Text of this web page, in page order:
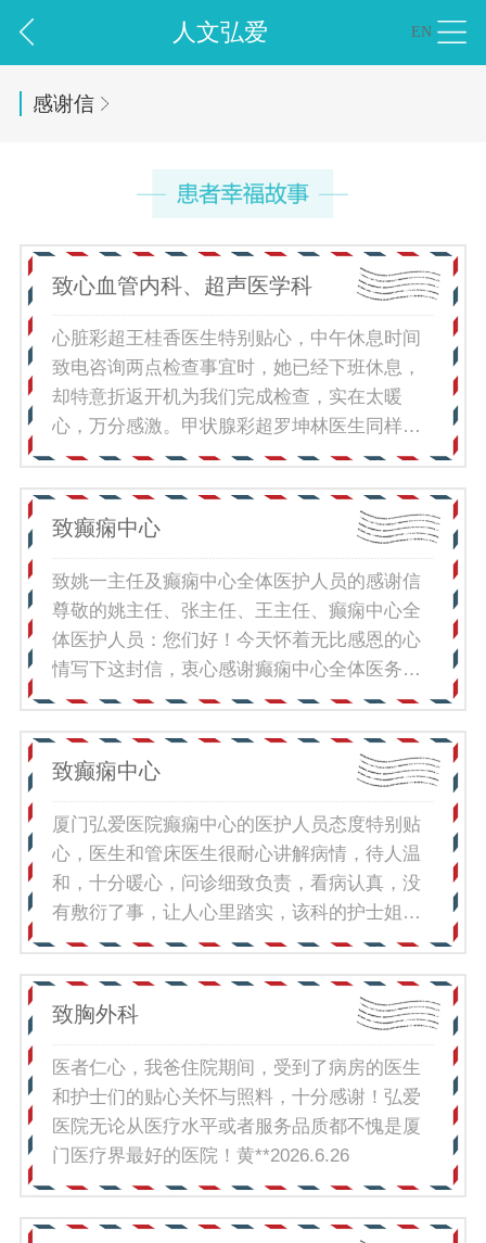
人文弘爱 EN
感谢信
致心血管内科、超声医学科
心脏彩超王桂香医生特别贴心，中午休息时间
致电咨询两点检查事宜时，她已经下班休息，
却特意折返开机为我们完成检查，实在太暖
心，万分感激。甲状腺彩超罗坤林医生同样尽
责，正要去吃午饭，见我们到场便主动加班，
优先帮我们做完检查，十分感动。抽血站的护
士技术也超棒，扎针几乎没有痛感，全程轻
松！由衷感谢各位医护的耐心与关照。叶
**2026.7.14
致癫痫中心
致姚一主任及癫痫中心全体医护人员的感谢信
尊敬的姚主任、张主任、王主任、癫痫中心全
体医护人员：您们好！今天怀着无比感恩的心
情写下这封信，衷心感谢癫痫中心全体医务人
员，为孩子竭尽全力、精准施治、保驾护航，
让孩子从长期难治性癫痫的困境中，重获新生
与希望。孩子自出生起患病，现在都不敢回想
孩子发病的样子，小小的身体蜷缩着一直抽
搐，每一秒都在揪碎我的心，我的世界彻底失
去了色彩，生活里只剩下无尽的恐慌、煎熬和
自我内耗，那时我们全家也一度陷入无助、焦
虑与绝望，四处求医，调药、ACTH，始终未能
超的专业判断与丰富的疑难癫痫外科经验，精
准评估孩子双侧大脑多处致痫结节分布、避开
治疗方案。各位主任医生医术精湛、沉稳细
致，手术精益求精、精准入微，成功将痫皮质
结节予以处理，术后无偏瘫，守住了孩子的未
来。一路走来，由衷感恩姚主任、张主任、王
主任三位专家的仁心妙术、精准决策、勇于担
当，敢于挑战高难度复杂病例，给了孩子重生
致癫痫中心
厦门弘爱医院癫痫中心的医护人员态度特别贴
心，医生和管床医生很耐心讲解病情，待人温
和，十分暖心，问诊细致负责，看病认真，没
有敷衍了事，让人心里踏实，该科的护士姐姐
们照顾细心周到，打针手法轻柔且技术厉害，
日常照料特别上心。该科的医术精湛，医德也
好，待人谦和，是我和小孩就医以来遇到一群
特别尽职尽责的医护，体谅病患的难处，安抚
患者的情绪，认真且负责，难得的好医者。总
之特别感谢大家，总之概括一下就是：医术精
湛祛病痛，医德温暖暖人心；心系病患耐心
医，细心护理好医护。给你们点赞!王
致胸外科
医者仁心，我爸住院期间，受到了病房的医生
和护士们的贴心关怀与照料，十分感谢！弘爱
医院无论从医疗水平或者服务品质都不愧是厦
门医疗界最好的医院！黄**2026.6.26